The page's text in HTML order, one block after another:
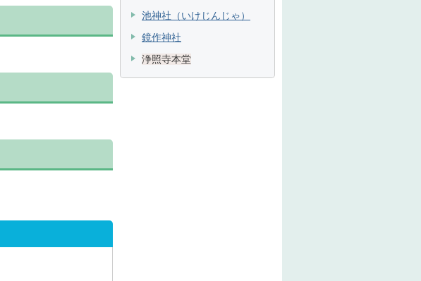
池神社（いけじんじゃ）
鏡作神社
浄照寺本堂